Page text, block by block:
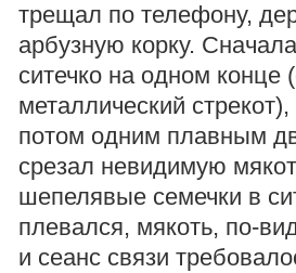
трещал по телефону,
арбузную корку.
ситечко на одном
металлический
потом одним плавным
срезал невидимую
шепелявые семечки в
плевался, мякоть, по-
и сеанс связи